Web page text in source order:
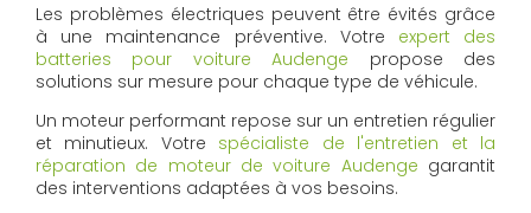
Les problèmes électriques peuvent être évités grâce
à une maintenance préventive. Votre expert des
batteries pour voiture Audenge propose des
solutions sur mesure pour chaque type de véhicule.
Un moteur performant repose sur un entretien régulier
et minutieux. Votre spécialiste de l'entretien et la
réparation de moteur de voiture Audenge garantit
des interventions adaptées à vos besoins.